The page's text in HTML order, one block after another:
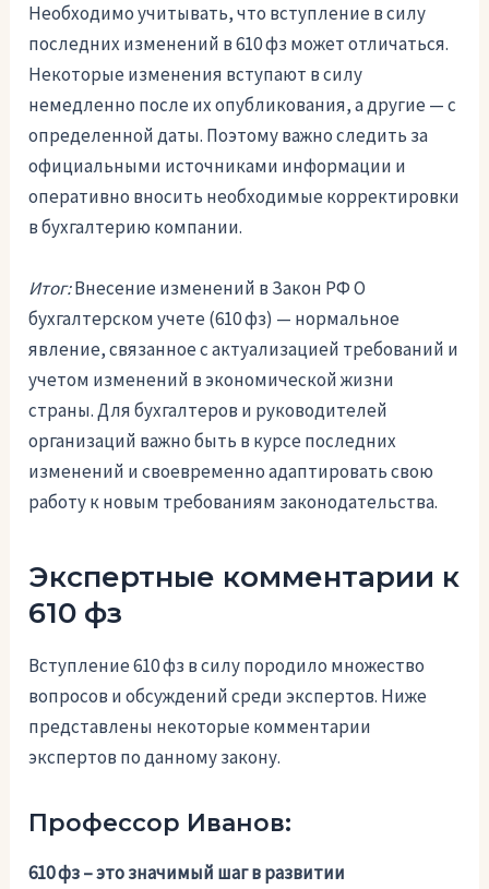
Необходимо учитывать, что вступление в силу
последних изменений в 610 фз может отличаться.
Некоторые изменения вступают в силу
немедленно после их опубликования, а другие — с
определенной даты. Поэтому важно следить за
официальными источниками информации и
оперативно вносить необходимые корректировки
в бухгалтерию компании.
Итог:Внесение изменений в Закон РФ О
бухгалтерском учете (610 фз) — нормальное
явление, связанное с актуализацией требований и
учетом изменений в экономической жизни
страны. Для бухгалтеров и руководителей
организаций важно быть в курсе последних
изменений и своевременно адаптировать свою
работу к новым требованиям законодательства.
Экспертные комментарии к
610 фз
Вступление 610 фз в силу породило множество
вопросов и обсуждений среди экспертов. Ниже
представлены некоторые комментарии
экспертов по данному закону.
Профессор Иванов:
610 фз – это значимый шаг в развитии